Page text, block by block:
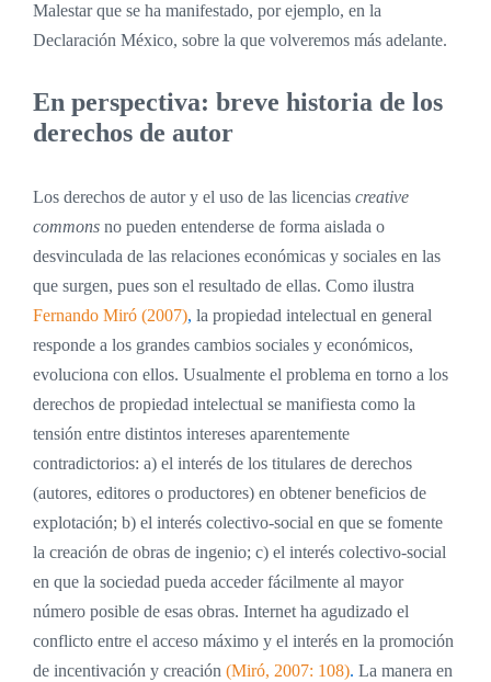
Malestar que se ha manifestado, por ejemplo, en la
Declaración México, sobre la que volveremos más adelante.
En perspectiva: breve historia de los
derechos de autor
Los derechos de autor y el uso de las licencias creative
commons no pueden entenderse de forma aislada o
desvinculada de las relaciones económicas y sociales en las
que surgen, pues son el resultado de ellas. Como ilustra
Fernando Miró (2007), la propiedad intelectual en general
responde a los grandes cambios sociales y económicos,
evoluciona con ellos. Usualmente el problema en torno a los
derechos de propiedad intelectual se manifiesta como la
tensión entre distintos intereses aparentemente
contradictorios: a) el interés de los titulares de derechos
(autores, editores o productores) en obtener beneficios de
explotación; b) el interés colectivo-social en que se fomente
la creación de obras de ingenio; c) el interés colectivo-social
en que la sociedad pueda acceder fácilmente al mayor
número posible de esas obras. Internet ha agudizado el
conflicto entre el acceso máximo y el interés en la promoción
de incentivación y creación (Miró, 2007: 108). La manera en